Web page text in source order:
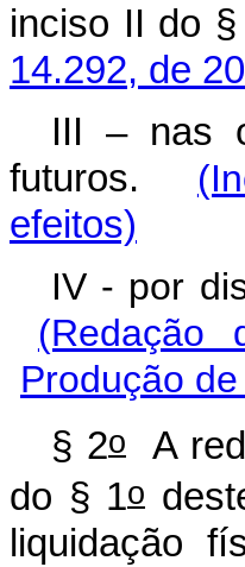
inciso II do
14.292, de
III – nas
futuros.
efeitos)
IV - por
(Redação
Produção
§ 2o
A
do § 1o
liquidação